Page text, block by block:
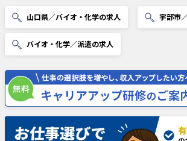
山口県／バイオ・化学の求人 宇部市
バイオ・化学／派遣の求人